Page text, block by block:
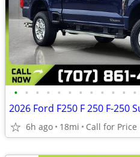
• • • • • • • • • • • •
6h ago 18mi Call for Price